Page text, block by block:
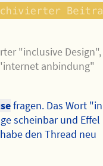
"inclusive Design",
anbindung"
fragen. Das Wort
scheinbar und Effel
den Thread neu